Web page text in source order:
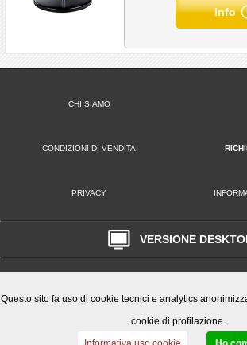
Info
CHI SIAMO
CONDIZIONI DI VENDITA
PRIVACY
VERSIONE
P.I. / C.F. 08786301005 CCIAA ROMA REA N. 1119584
Questo sito fa uso di cookie tecnici e analytics
cookie di profilazione.